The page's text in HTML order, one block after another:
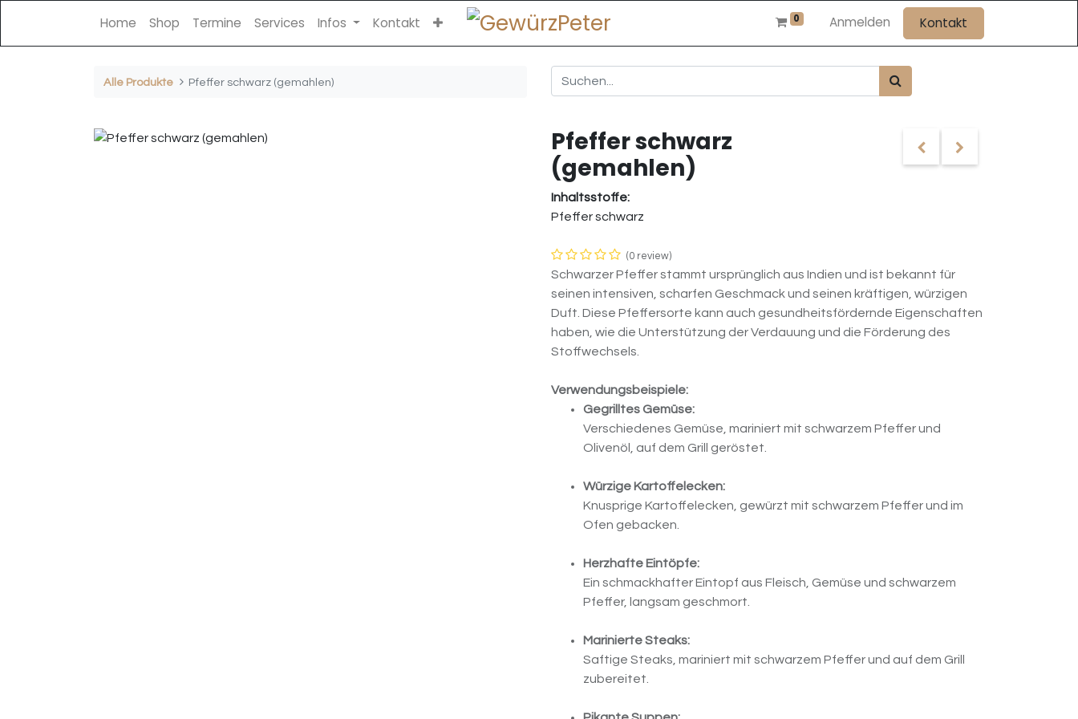
0 Anmelden Kontakt
Home Shop Termine Services Infos Kontakt
Alle Produkte Pfeffer schwarz (gemahlen)
Pfeffer schwarz
(gemahlen)
Inhaltsstoffe:
Pfeffer schwarz
(0 review)
Schwarzer Pfeffer stammt ursprünglich aus Indien und ist bekannt für
seinen intensiven, scharfen Geschmack und seinen kräftigen, würzigen
Duft. Diese Pfeffersorte kann auch gesundheitsfördernde Eigenschaften
haben, wie die Unterstützung der Verdauung und die Förderung des
Stoffwechsels.
Verwendungsbeispiele:
Gegrilltes Gemüse:
Verschiedenes Gemüse, mariniert mit schwarzem Pfeffer und
Olivenöl, auf dem Grill geröstet.
Würzige Kartoffelecken:
Knusprige Kartoffelecken, gewürzt mit schwarzem Pfeffer und im
Ofen gebacken.
Herzhafte Eintöpfe:
Ein schmackhafter Eintopf aus Fleisch, Gemüse und schwarzem
Pfeffer, langsam geschmort.
Marinierte Steaks:
Saftige Steaks, mariniert mit schwarzem Pfeffer und auf dem Grill
zubereitet.